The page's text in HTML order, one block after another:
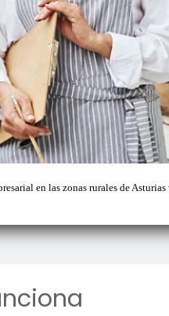
en las zonas rurales de Asturias